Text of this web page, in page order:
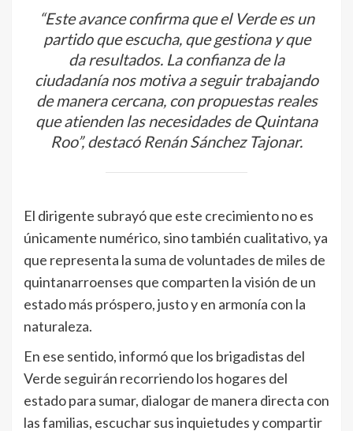
“Este avance confirma que el Verde es un
partido que escucha, que gestiona y que
da resultados. La confianza de la
ciudadanía nos motiva a seguir trabajando
de manera cercana, con propuestas reales
que atienden las necesidades de Quintana
Roo”, destacó Renán Sánchez Tajonar.
El dirigente subrayó que este crecimiento no es
únicamente numérico, sino también cualitativo, ya
que representa la suma de voluntades de miles de
quintanarroenses que comparten la visión de un
estado más próspero, justo y en armonía con la
naturaleza.
En ese sentido, informó que los brigadistas del
Verde seguirán recorriendo los hogares del
estado para sumar, dialogar de manera directa con
las familias, escuchar sus inquietudes y compartir